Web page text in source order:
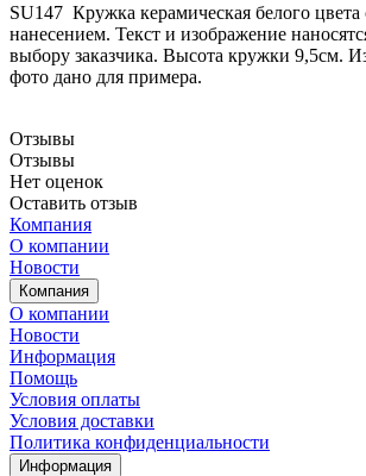
SU147 Кружка керамическая белого
нанесением. Текст и изображение
выбору заказчика. Высота кружки 9,5см.
фото дано для примера.
Отзывы
Отзывы
Нет оценок
Оставить отзыв
Компания
О компании
Новости
Компания
О компании
Новости
Информация
Помощь
Условия оплаты
Условия доставки
Политика конфиденциальности
Информация